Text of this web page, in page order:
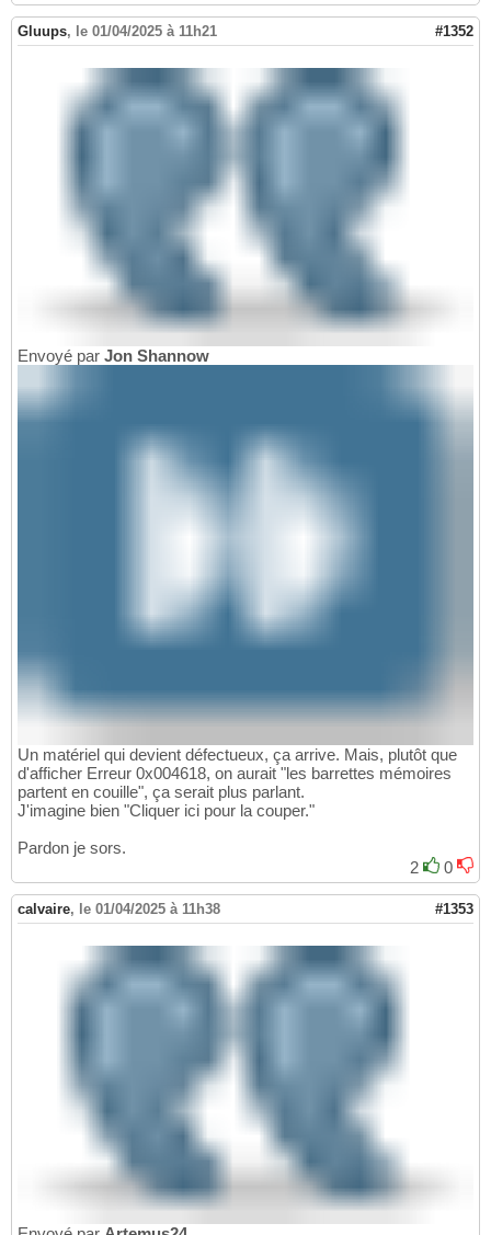
Gluups, le 01/04/2025 à 11h21 #1352
Envoyé par Jon Shannow
Un matériel qui devient défectueux, ça arrive. Mais, plutôt que
d'afficher Erreur 0x004618, on aurait "les barrettes mémoires
partent en couille", ça serait plus parlant.
J'imagine bien "Cliquer ici pour la couper."
Pardon je sors.
2
0
calvaire, le 01/04/2025 à 11h38 #1353